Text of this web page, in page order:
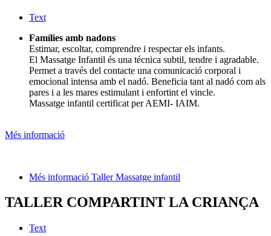
Text
Famílies amb nadons
Estimar, escoltar, comprendre i respectar els infants.
El Massatge Infantil és una técnica subtil, tendre i agradable.
Permet a través del contacte una comunicació corporal i
emocional intensa amb el nadó. Beneficia tant al nadó com als
pares i a les mares estimulant i enfortint el vincle.
Massatge infantil certificat per AEMI- IAIM.
Més informació
Més informació Taller Massatge infantil
TALLER COMPARTINT LA CRIANÇA
Text